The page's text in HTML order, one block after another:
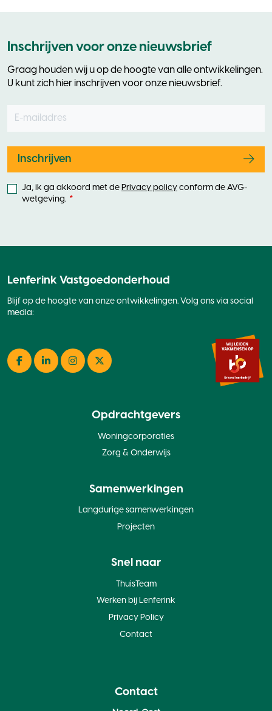
Inschrijven voor onze nieuwsbrief
Graag houden wij u op de hoogte van alle ontwikkelingen.
U kunt zich hier inschrijven voor onze nieuwsbrief.
Leave
Inschrijven
Ja, ik ga akkoord met de Privacy policy conform de AVG-
wetgeving.
Lenferink Vastgoedonderhoud
Blijf op de hoogte van onze ontwikkelingen. Volg ons via social
media:
Facebook
LinkedInInstagramTwitter
Opdrachtgevers
Woningcorporaties
Zorg & Onderwijs
Samenwerkingen
Langdurige samenwerkingen
Projecten
Snel naar
ThuisTeam
Werken bij Lenferink
Privacy Policy
Contact
Contact